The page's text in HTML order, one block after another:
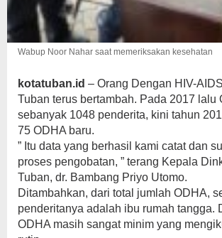
Wabup Noor Nahar saat memeriksakan kesehatan
kotatuban.id – Orang Dengan HIV-
Tuban terus bertambah. Pada 2017 lalu
sebanyak 1048 penderita, kini tahun
75 ODHA baru.
” Itu data yang berhasil kami catat dan
proses pengobatan, ” terang Kepala
Tuban, dr. Bambang Priyo Utomo.
Ditambahkan, dari total jumlah ODHA,
penderitanya adalah ibu rumah tangga.
ODHA masih sangat minim yang